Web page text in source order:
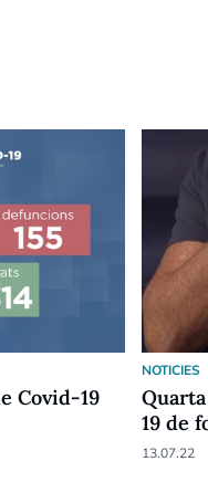
Covid-19
NOTICIES
19 de
anys
13.07.22